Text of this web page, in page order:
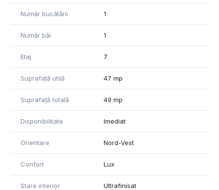
subteran.
Pentru mai multe detalii va rog sa ne contactati.
Număr bucătării 1
Număr băi 1
Etaj 7
Suprafață utilă 47 mp
Suprafață totală 49 mp
Disponibilitate Imediat
Orientare Nord-Vest
Confort Lux
Stare interior Ultrafinisat